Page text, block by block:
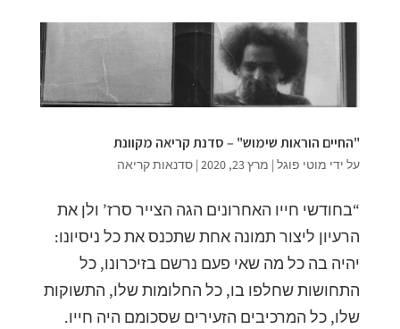
"החיים הוראות שימוש" – סדנת קריאה מקוונת
על ידי מוטי פוגל| מרץ 23, 2020 | סדנאות קריאה
“בחודשי חייו האחרונים הגה הצייר סרז’ ולן את
הרעיון ליצור תמונה אחת שתכנס את כל ניסיונו:
יהיה בה כל מה שאי פעם נרשם בזיכרונו, כל
התחושות שחלפו בו, כל החלומות שלו, התשוקות
שלו, כל המרכיבים הזעירים שסכומם היה חייו.